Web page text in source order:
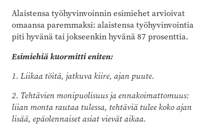
Alaistensa työhyvinvoinnin esimiehet arvioivat
omaansa paremmaksi: alaistensa työhyvinvointia
piti hyvänä tai jokseenkin hyvänä 87 prosenttia.
Esimiehiä kuormitti eniten:
1. Liikaa töitä, jatkuva kiire, ajan puute.
2. Tehtävien monipuolisuus ja ennakoimattomuus:
liian monta rautaa tulessa, tehtäviä tulee koko ajan
lisää, epäolennaiset asiat vievät aikaa.